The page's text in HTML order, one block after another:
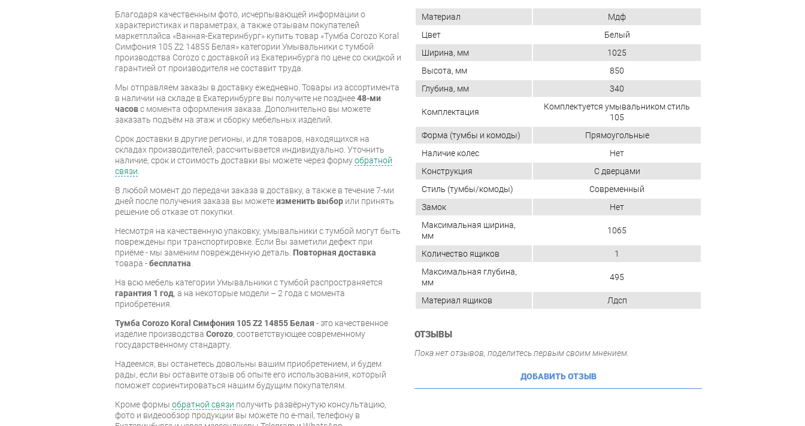
Благодаря качественным фото, исчерпывающей информации о
характеристиках и параметрах, а также отзывам покупателей
маркетплэйса «Ванная-Екатеринбург» купить товар «Тумба Corozo Koral
Симфония 105 Z2 14855 Белая» категории Умывальники с тумбой
производства Corozo с доставкой из Екатеринбурга по цене со скидкой и
гарантией от производителя не составит труда.
Мы отправляем заказы в доставку ежедневно. Товары из ассортимента
в наличии на складе в Екатеринбурге вы получите не позднее48-ми
часовс момента оформления заказа. Дополнительно вы можете
заказать подъём на этаж и сборку мебельных изделий.
Срок доставки в другие регионы, и для товаров, находящихся на
складах производителей, рассчитывается индивидуально. Уточнить
наличие, срок и стоимость доставки вы можете через формуобратной
связи
В любой момент до передачи заказа в доставку, а также в течение 7-ми
дней после получения заказа вы можетеизменить выбор или принять
решение об отказе от покупки.
Несмотря на качественную упаковку, умывальники с тумбой могут быть
повреждены при транспортировке. Если Вы заметили дефект при
приёме - мы заменим поврежденную деталь. Повторная доставка
товара -бесплатна
На всю мебель категории Умывальники с тумбой распространяется
гарантия 1 год, а на некоторые модели – 2 года с момента
приобретения.
Тумба Corozo Koral Симфония 105 Z2 14855 Белая - это качественное
изделие производства Corozo, соответствующее современному
государственному стандарту.
Надеемся, вы останетесь довольны вашим приобретением, и будем
рады, если вы оставите отзыв об опыте его использования, который
поможет сориентироваться нашим будущим покупателям.
Кроме формы обратной связи получить развёрнутую консультацию,
фото и видеообзор продукции вы можете по e-mail, телефону в
Материал
Мдф
Цвет
Белый
Ширина, мм
1025
Высота, мм
850
Глубина, мм
340
Комплектация
Комплектуется умывальником стиль
105
Форма (тумбы и комоды)
Прямоугольные
Наличие колес
Нет
Конструкция
С дверцами
Стиль (тумбы/комоды)
Современный
Замок
Нет
Максимальная ширина,
мм
1065
Количество ящиков
1
Максимальная глубина,
мм
495
Материал ящиков Лдсп
ОТЗЫВЫ
Пока нет отзывов, поделитесь первым своим мнением.
ДОБАВИТЬ ОТЗЫВ